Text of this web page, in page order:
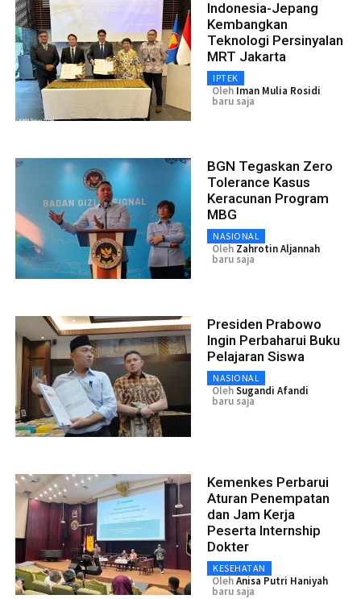
Indonesia-Jepang
Kembangkan
Teknologi Persinyalan
MRT Jakarta
IPTEK
Oleh Iman Mulia Rosidi
baru saja
BGN Tegaskan Zero
Tolerance Kasus
Keracunan Program
MBG
NASIONAL
Oleh Zahrotin Aljannah
baru saja
Presiden Prabowo
Ingin Perbaharui Buku
Pelajaran Siswa
NASIONAL
OlehSugandi Afandi
baru saja
Kemenkes Perbarui
Aturan Penempatan
dan Jam Kerja
Peserta Internship
Dokter
KESEHATAN
OlehAnisa Putri Haniyah
baru saja